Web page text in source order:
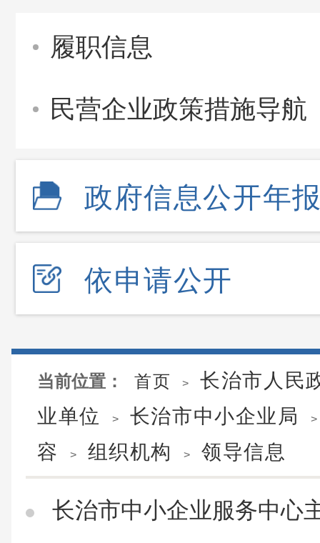
履职信息
民营企业政策措施导航
政府信息公开年
依申请公开
当前位置： 首页 >
长治市人民
业单位
> 长治市中小企业局 >
容 > 组织机构 > 领导信息
长治市中小企业服务中心